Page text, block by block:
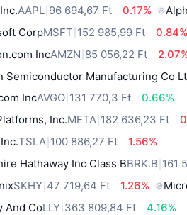
AAPL 96 694,67 Ft 0.17%
CorpMSFT 152 985,99 Ft 0.84%
IncAMZN 85 056,22 Ft
Semiconductor Manufacturing Co
IncAVGO 131 770,3 Ft
0.66%
Inc.META 182 636,23 Ft
TSLA 100 886,27 Ft
1.56%
Hathaway Inc Class BBRK.B 161
SKHY 47 719,64 Ft 1.26%
And CoLLY 363 809,84 Ft
4.16%